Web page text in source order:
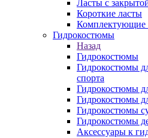
Ласты с
Короткие ласты
Комплектующие
Гидрокостюмы
Назад
Гидрокостюмы
Гидрокостюмы
спорта
Гидрокостюмы
Гидрокостюмы
Гидрокостюмы
Гидрокостюмы
Аксессуары к